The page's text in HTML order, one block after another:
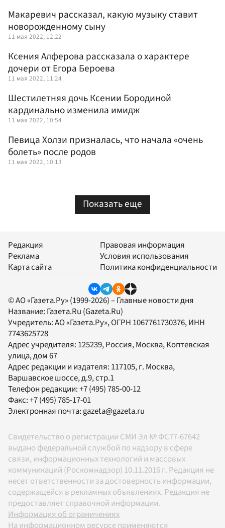
Макаревич рассказал, какую музыку ставит
новорожденному сыну
11 мая 2022, 12:22
Ксения Алферова рассказала о характере
дочери от Егора Бероева
11 мая 2022, 11:24
Шестилетняя дочь Ксении Бородиной
кардинально изменила имидж
11 мая 2022, 10:54
Певица Холзи призналась, что начала «очень
болеть» после родов
11 мая 2022, 10:13
Показать еще
Редакция
Реклама
Карта сайта
Правовая информация
Условия использования
Политика конфиденциальности
© АО «Газета.Ру» (1999-2026) – Главные новости дня
Название: Газета.Ru (Gazeta.Ru)
Учредитель:АО «Газета.Ру», ОГРН 1067761730376, ИНН
7743625728
Адрес учредителя: 125239, Россия, Москва, Коптевская
улица, дом 67
Адрес редакции и издателя: 117105, г. Москва,
Варшавское шоссе, д.9, стр.1
Телефон редакции:+7 (495) 785-00-12
Факс:+7 (495) 785-17-01
Электронная почта:gazeta@gazeta.ru
Свидетельство о регистрации СМИ Эл № ФС77-67642
выдано федеральной службой по надзору в сфере
связи, информационных технологий и массовых
коммуникаций (Роскомнадзор) 10.11.2016 г. Редакция не
несет ответственности за достоверность информации,
содержащейся в рекламных объявлениях. Редакция не
предоставляет справочной информации.
Информация об ограничениях
На информационном ресурсе применяются